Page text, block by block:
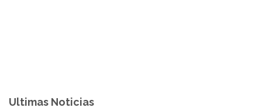
Ultimas Noticias